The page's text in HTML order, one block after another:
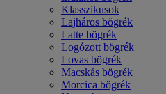
Klasszikusok
Lajháros bögrék
Latte bögrék
Logózott bögrék
Lovas bögrék
Macskás bögrék
Morcica bögrék